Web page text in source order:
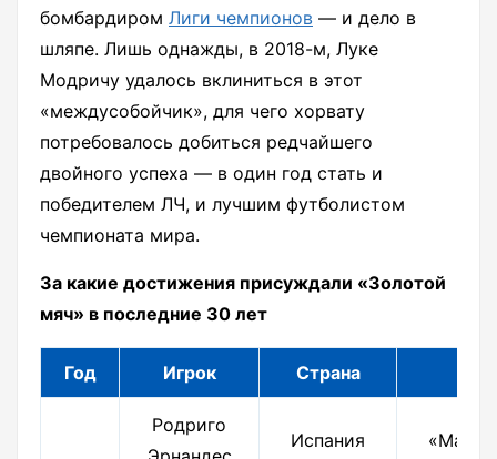
бомбардиром Лиги чемпионов — и дело в
шляпе. Лишь однажды, в 2018-м, Луке
Модричу удалось вклиниться в этот
«междусобойчик», для чего хорвату
потребовалось добиться редчайшего
двойного успеха — в один год стать и
победителем ЛЧ, и лучшим футболистом
чемпионата мира.
За какие достижения присуждали «Золотой
мяч» в последние 30 лет
Год Игрок Страна
Родриго
Испания